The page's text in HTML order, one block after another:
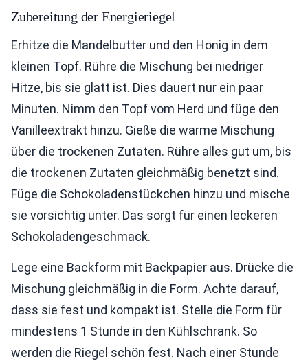
Zubereitung der Energieriegel
Erhitze die Mandelbutter und den Honig in dem
kleinen Topf. Rühre die Mischung bei niedriger
Hitze, bis sie glatt ist. Dies dauert nur ein paar
Minuten. Nimm den Topf vom Herd und füge den
Vanilleextrakt hinzu. Gieße die warme Mischung
über die trockenen Zutaten. Rühre alles gut um, bis
die trockenen Zutaten gleichmäßig benetzt sind.
Füge die Schokoladenstückchen hinzu und mische
sie vorsichtig unter. Das sorgt für einen leckeren
Schokoladengeschmack.
Lege eine Backform mit Backpapier aus. Drücke die
Mischung gleichmäßig in die Form. Achte darauf,
dass sie fest und kompakt ist. Stelle die Form für
mindestens 1 Stunde in den Kühlschrank. So
werden die Riegel schön fest. Nach einer Stunde